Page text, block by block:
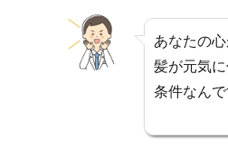
あなたの心
髪が元気
条件なんで